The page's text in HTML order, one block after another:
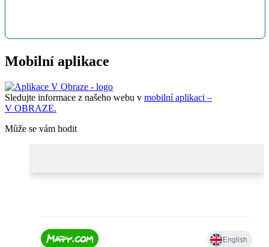
Mobilní aplikace
Sledujte informace z našeho webu v mobilní aplikaci –
V OBRAZE.
Může se vám hodit